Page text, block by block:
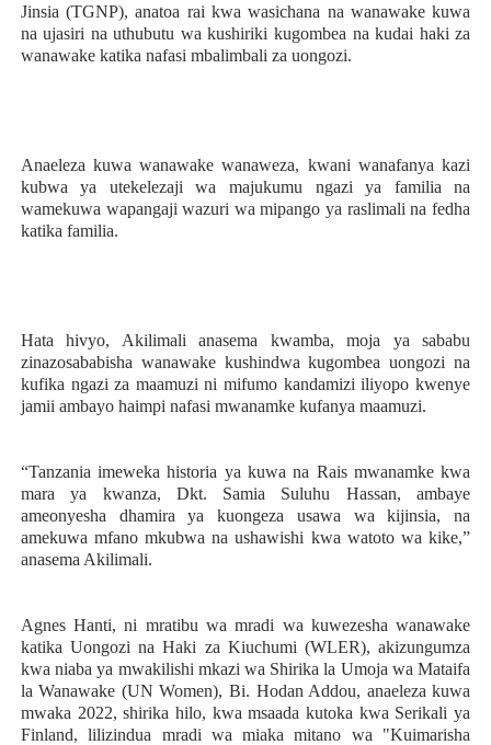
Jinsia (TGNP), anatoa rai kwa wasichana na wanawake kuwa
na ujasiri na uthubutu wa kushiriki kugombea na kudai haki za
wanawake katika nafasi mbalimbali za uongozi.
Anaeleza kuwa wanawake wanaweza, kwani wanafanya kazi
kubwa ya utekelezaji wa majukumu ngazi ya familia na
wamekuwa wapangaji wazuri wa mipango ya raslimali na fedha
katika familia.
Hata hivyo, Akilimali anasema kwamba, moja ya sababu
zinazosababisha wanawake kushindwa kugombea uongozi na
kufika ngazi za maamuzi ni mifumo kandamizi iliyopo kwenye
jamii ambayo haimpi nafasi mwanamke kufanya maamuzi.
“Tanzania imeweka historia ya kuwa na Rais mwanamke kwa
mara ya kwanza, Dkt. Samia Suluhu Hassan, ambaye
ameonyesha dhamira ya kuongeza usawa wa kijinsia, na
amekuwa mfano mkubwa na ushawishi kwa watoto wa kike,”
anasema Akilimali.
Agnes Hanti, ni mratibu wa mradi wa kuwezesha wanawake
katika Uongozi na Haki za Kiuchumi (WLER), akizungumza
kwa niaba ya mwakilishi mkazi wa Shirika la Umoja wa Mataifa
la Wanawake (UN Women), Bi. Hodan Addou, anaeleza kuwa
mwaka 2022, shirika hilo, kwa msaada kutoka kwa Serikali ya
Finland, lilizindua mradi wa miaka mitano wa "Kuimarisha